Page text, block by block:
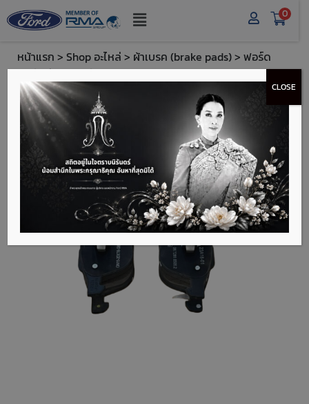
0
หน้าแรก > Shop อะไหล่ > ผ้าเบรค (brake pads)> ฟอร์ด
ชุดผ้าดีสเบรคหน้า (Ford ECO Front Disc Brake Pad Set)
- FTGN1Z2001H
CLOSE